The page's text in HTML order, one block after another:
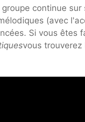
continue
(avec
Si vous êtes
vous